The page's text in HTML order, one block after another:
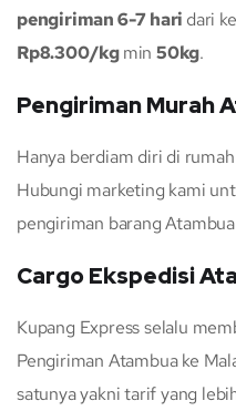
pengiriman 6-7 hari dari
Rp8.300/kgmin50kg.
Pengiriman Murah
Hanya berdiam diri di
Hubungi marketing kami
pengiriman barang
Cargo Ekspedisi
Kupang Express selalu
Pengiriman Atambua ke
satunya yakni tarif yang